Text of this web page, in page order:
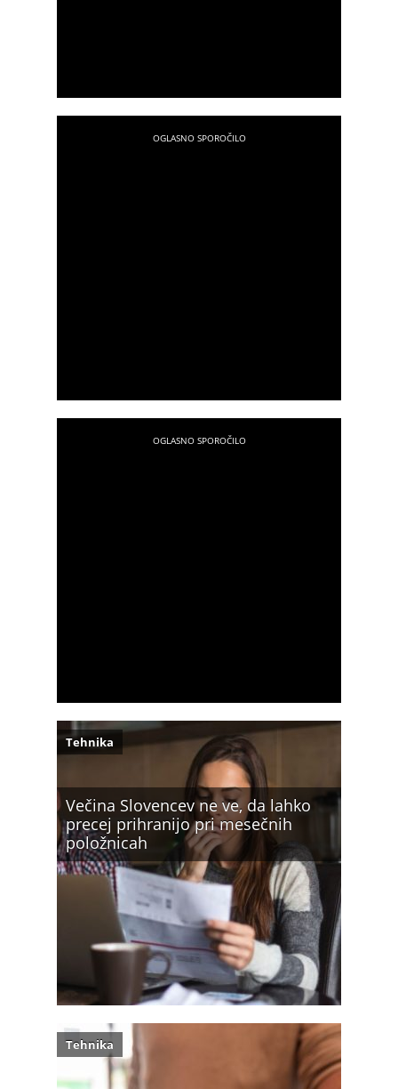
Večina Slovencev ne ve, da lahko
precej prihranijo pri mesečnih
položnicah
Tehnika
Tehnika